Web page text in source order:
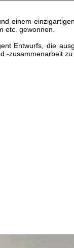
einem
etc. gewonnen.
Entwurfs, die
-zusammenarbeit zu